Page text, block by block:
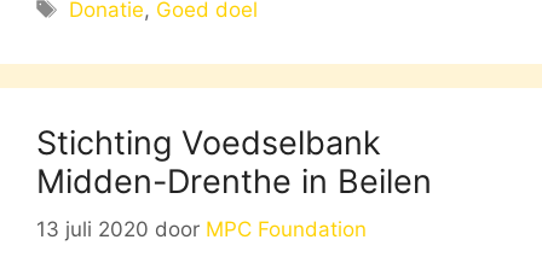
Donatie, Goed doel
Stichting Voedselbank
Midden-Drenthe in Beilen
13 juli 2020 door MPC Foundation